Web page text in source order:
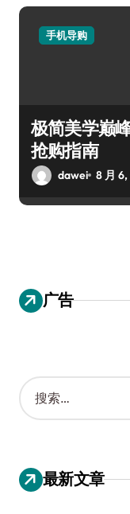
手机导购
极简美学巅
抢购指南
dawei 8 月
广告
搜
索
：
最新文章